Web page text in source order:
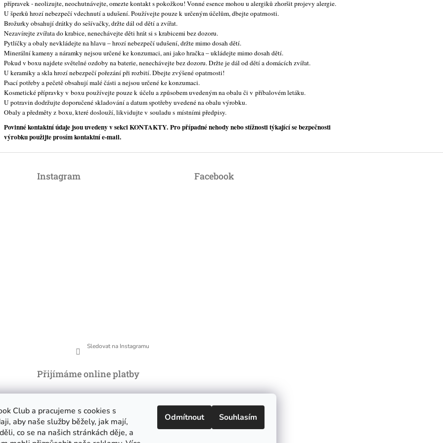
Club a pracujeme s cookies s
aby naše služby běžely, jak mají,
co se na našich stránkách děje, a
Odmítnout Souhlasím
přípravek - neolizujte, neochutnávejte, omezte kontakt s pokožkou! Vonné esence mohou u alergiků zhoršit projevy alergie.
U šperků hrozí nebezpečí vdechnutí a udušení. Používejte pouze k určeným účelům, dbejte opatrnosti.
Brožurky obsahují drátky do sešívačky, držte dál od dětí a zvířat.
Nezavírejte zvířata do krabice, nenechávejte děti hrát si s krabicemi bez dozoru.
Pytlíčky a obaly nevkládejte na hlavu – hrozí nebezpečí udušení, držte mimo dosah dětí.
Minerální kameny a náramky nejsou určené ke konzumaci, ani jako hračka – ukládejte mimo dosah dětí.
Pokud v boxu najdete světelné ozdoby na baterie, nenechávejte bez dozoru. Držte je dál od dětí a domácích zvířat.
U keramiky a skla hrozí nebezpečí pořezání při rozbití. Dbejte zvýšené opatrnosti!
Psací potřeby a pečetě obsahují malé části a nejsou určené ke konzumaci.
Kosmetické přípravky v boxu používejte pouze k účelu a způsobem uvedeným na obalu či v příbalovém letáku.
U potravin dodržujte doporučené skladování a datum spotřeby uvedené na obalu výrobku.
Obaly a předměty z boxu, které doslouží, likvidujte v souladu s místními předpisy.
Povinné kontaktní údaje jsou uvedeny v sekci KONTAKTY. Pro případné nehody nebo stížnosti týkající se bezpečnosti
výrobku použijte prosím kontaktní e-mail.
Instagram
Sledovat na Instagramu
Facebook
Přijímáme online platby